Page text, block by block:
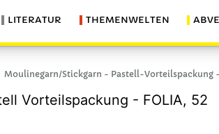
LITERATUR THEMENWELTEN
Moulinegarn/Stickgarn - Pastell-Vorteilspackung -
Vorteilspackung - FOLIA, 52